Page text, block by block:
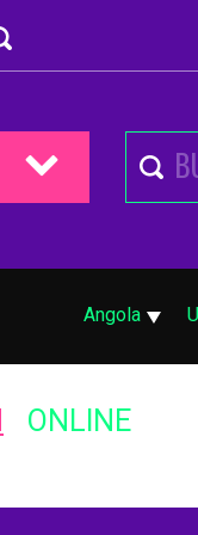
Angola
ONLINE